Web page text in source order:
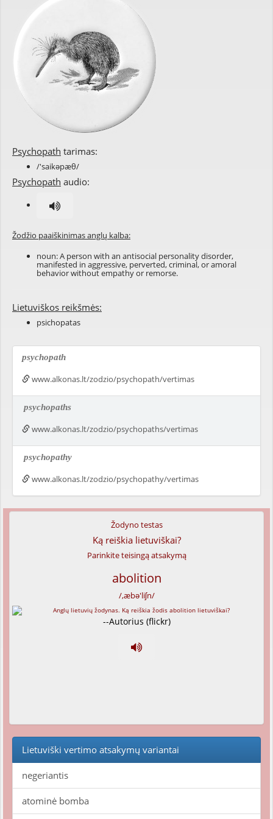
Psychopath tarimas:
/'saikəpæθ/
Psychopath audio:
Žodžio paaiškinimas anglų kalba:
noun: A person with an antisocial personality disorder,
manifested in aggressive, perverted, criminal, or amoral
behavior without empathy or remorse.
Lietuviškos reikšmės:
psichopatas
psychopath
www.alkonas.lt/zodzio/psychopath/vertimas
psychopaths
www.alkonas.lt/zodzio/psychopaths/vertimas
psychopathy
www.alkonas.lt/zodzio/psychopathy/vertimas
Žodyno testas
Ką reiškia lietuviškai?
Parinkite teisingą atsakymą
abolition
/,æbə'liʃn/
--Autorius (flickr)
Lietuviški vertimo atsakymų variantai
negeriantis
atominė bomba